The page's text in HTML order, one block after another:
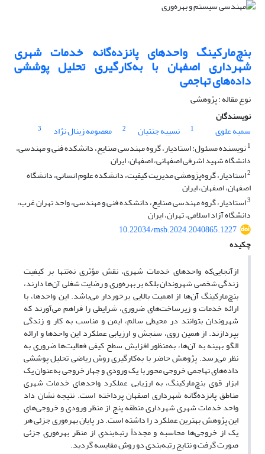
بنچ‌مارکینگ واحدهای پانزده‌گانه خدمات شهری
شهرداری اصفهان با به‌کارگیری تحلیل پوششی
داده‌های تهاجمی
نوع مقاله : پژوهشی
نویسندگان
سمیه علوی
1 نسیبه جنتیان 2 معصومه زینال نژاد
3
1نویسنده مسئول: استادیار، گروه مهندسی صنایع، دانشکده فنی و مهندسی،
دانشگاه شهید اشرفی اصفهانی، اصفهان، ایران
2استادیار، گروه‌پژوهشی مدیریت کیفیت، دانشکده علوم انسانی، ‌دانشگاه
اصفهان، اصفهان، ایران
3استادیار، گروه مهندسی صنایع، دانشکده فنی و مهندسی، واحد تهران غرب،
دانشگاه آزاد اسلامی، تهران‌، ایران
10.22034/msb.2024.2040865.1227
چکیده
ازآنجایی‌که واحدهای خدمات شهری، نقش مؤثری نه‌تنها بر کیفیت
زندگی شخصی شهروندان بلکه بر بهره‌وری و رضایت شغلی آن‌ها دارند،
بنچ‌مارکینگ آن‌ها از اهمیت بالایی برخوردار می‌باشد. این واحدها، با
ارائه خدمات و زیرساخت‌های ضروری، شرایطی را فراهم می‌آورند که
شهروندان بتوانند در محیطی سالم، ایمن و مناسب به کار و زندگی
بپردازند. از همین روی، سنجش و ارزیابی عملکرد این واحدها و ارائه
الگو بهینه به آن‌ها، به‌منظور افزایش سطح کیفی فعالیت‌ها ضروری به
نظر می‌رسد. پژوهش حاضر با به‌کارگیری روش ریاضی تحلیل پوششی
داده‌های تهاجمی خروجی محور با یک ورودی و چهار خروجی به‌عنوان یک
ابزار قوی بنچ‌مارکینگ، به ارزیابی عملکرد واحدهای خدمات شهری
مناطق پانزده‌گانه شهرداری اصفهان پرداخته است. نتیجه نشان داد
واحد خدمات شهری شهرداری منطقه پنج از منظر ورودی و خروجی‌های
این پژوهش بهترین عملکرد را داشته است. در پایان بهره‌وری جزئی هر
یک از خروجی‌ها محاسبه و مجدداً رتبه‌بندی از منظر بهره‌وری جزئی
صورت گرفت و نتایج رتبه‌بندی دو روش مقایسه گردید.